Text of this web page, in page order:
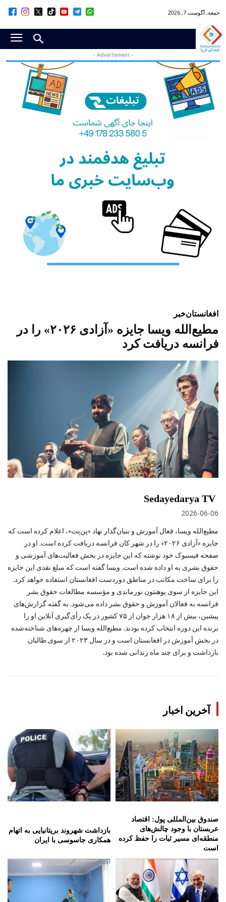
جمعه, آگوست 7, 2026
- Advertisment -
افغانستانخبر
مطیع‌الله ویسا جایزه «آزادی ۲۰۲۶» را در
فرانسه دریافت کرد
Sedayedarya TV
2026-06-06
مطیع‌الله ویسا، فعال آموزش و بنیان‌گذار نهاد «پن‌پت»، اعلام کرده است که
جایزه «آزادی ۲۰۲۶» را در شهر کان فرانسه دریافت کرده است. او در
صفحه فیسبوک خود نوشته که این جایزه در بخش فعالیت‌های آموزشی و
حقوق بشری به او داده شده است. ویسا گفته است که مبلغ نقدی این جایزه
را برای ساخت مکاتب در مناطق دوردست افغانستان استفاده خواهد کرد.
این جایزه از سوی پوهنتون نورماندی و مؤسسه مطالعات حقوق بشر
فرانسه به فعالان آموزش و حقوق بشر داده می‌شود. به گفته گزارش‌های
پیشین، بیش از ۱۸ هزار جوان از ۷۵ کشور در یک رأی‌گیری آنلاین او را
برنده این دوره انتخاب کرده بودند. مطیع‌الله ویسا از چهره‌های شناخته‌شده
در بخش آموزش در افغانستان است و در سال ۲۰۲۳ از سوی طالبان
بازداشت و برای چند ماه زندانی شده بود.
آخرین اخبار
صندوق بین‌المللی پول: اقتصاد
عربستان با وجود چالش‌های
منطقه‌ای مسیر ثبات را حفظ کرده
است
بازداشت شهروند بریتانیایی به اتهام
همکاری جاسوسی با ایران